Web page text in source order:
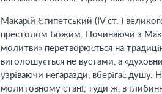
Макарій Єгипетський (IV ст. )
престолом Божим. Починаючи з
молитви» перетворюється на
виголошується не вустами, а
узріваючи негаразди, вберігає душу.
молитовному стані, туди ж, в